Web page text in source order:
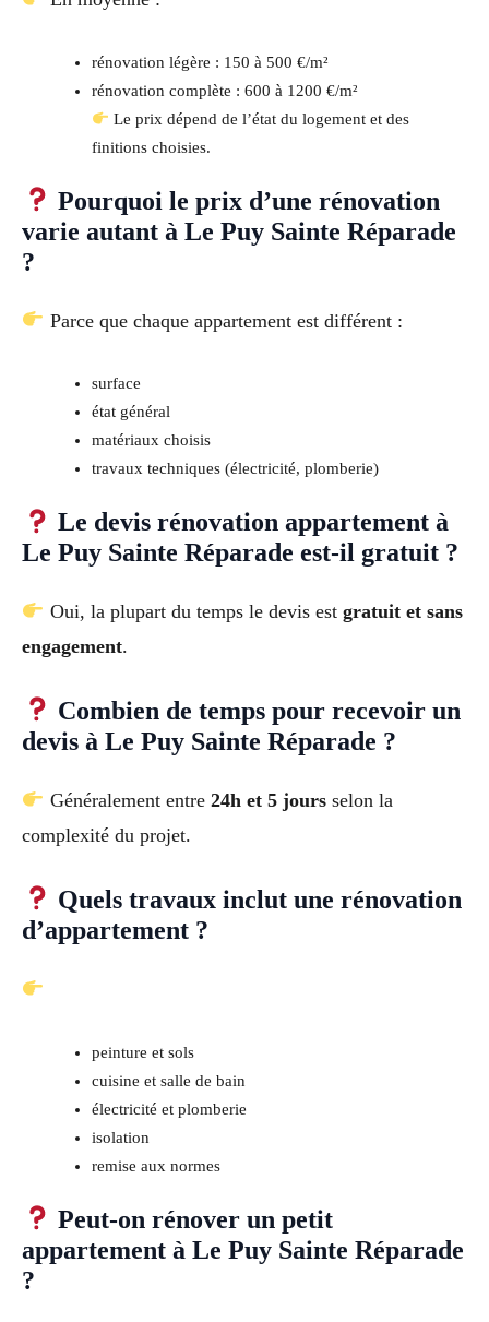
rénovation légère : 150 à 500 €/m²
rénovation complète : 600 à 1200 €/m²
Le prix dépend de l’état du logement et des
finitions choisies.
Pourquoi le prix d’une rénovation
varie autant à Le Puy Sainte Réparade
?
Parce que chaque appartement est différent :
surface
état général
matériaux choisis
travaux techniques (électricité, plomberie)
Le devis rénovation appartement à
Le Puy Sainte Réparade est-il gratuit ?
Oui, la plupart du temps le devis est gratuit et sans
engagement.
Combien de temps pour recevoir un
devis à Le Puy Sainte Réparade ?
Généralement entre 24h et 5 joursselon la
complexité du projet.
Quels travaux inclut une rénovation
d’appartement ?
peinture et sols
cuisine et salle de bain
électricité et plomberie
isolation
remise aux normes
Peut-on rénover un petit
appartement à Le Puy Sainte Réparade
?